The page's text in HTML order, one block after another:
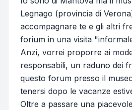
Legnago (provincia di
accompagnare te e gli altri
forium in una visita
Anzi, vorrei proporre ai
responsabili, un raduno dei
questo forum presso il
tenersi dopo le vacanze
Oltre a passare una